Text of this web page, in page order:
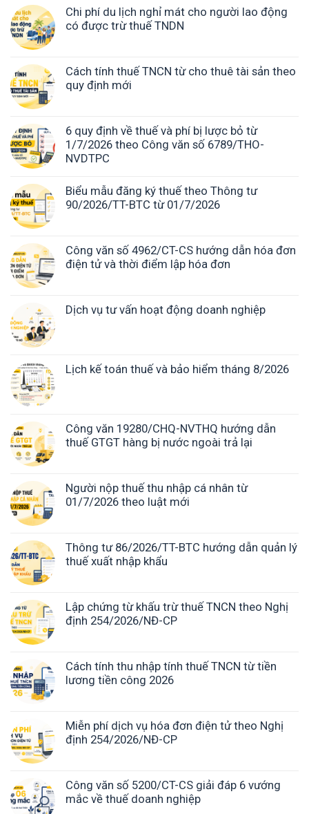
Chi phí du lịch nghỉ mát cho người lao động
có được trừ thuế TNDN
Cách tính thuế TNCN từ cho thuê tài sản theo
quy định mới
6 quy định về thuế và phí bị lược bỏ từ
1/7/2026 theo Công văn số 6789/THO-
NVDTPC
Biểu mẫu đăng ký thuế theo Thông tư
90/2026/TT-BTC từ 01/7/2026
Công văn số 4962/CT-CS hướng dẫn hóa đơn
điện tử và thời điểm lập hóa đơn
Dịch vụ tư vấn hoạt động doanh nghiệp
Lịch kế toán thuế và bảo hiểm tháng 8/2026
Công văn 19280/CHQ-NVTHQ hướng dẫn
thuế GTGT hàng bị nước ngoài trả lại
Người nộp thuế thu nhập cá nhân từ
01/7/2026 theo luật mới
Thông tư 86/2026/TT-BTC hướng dẫn quản lý
thuế xuất nhập khẩu
Lập chứng từ khấu trừ thuế TNCN theo Nghị
định 254/2026/NĐ-CP
Cách tính thu nhập tính thuế TNCN từ tiền
lương tiền công 2026
Miễn phí dịch vụ hóa đơn điện tử theo Nghị
định 254/2026/NĐ-CP
Công văn số 5200/CT-CS giải đáp 6 vướng
mắc về thuế doanh nghiệp